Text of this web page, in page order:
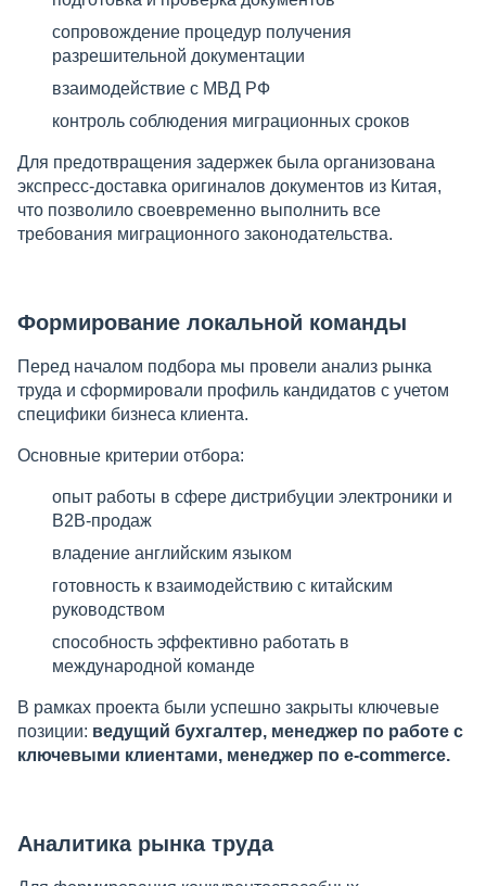
сопровождение процедур получения
разрешительной документации
взаимодействие с МВД РФ
контроль соблюдения миграционных сроков
Для предотвращения задержек была организована
экспресс-доставка оригиналов документов из Китая,
что позволило своевременно выполнить все
требования миграционного законодательства.
Формирование локальной команды
Перед началом подбора мы провели анализ рынка
труда и сформировали профиль кандидатов с учетом
специфики бизнеса клиента.
Основные критерии отбора:
опыт работы в сфере дистрибуции электроники и
B2B-продаж
владение английским языком
готовность к взаимодействию с китайским
руководством
способность эффективно работать в
международной команде
В рамках проекта были успешно закрыты ключевые
позиции: ведущий бухгалтер, менеджер по работе с
ключевыми клиентами, менеджер по e-commerce.
Аналитика рынка труда